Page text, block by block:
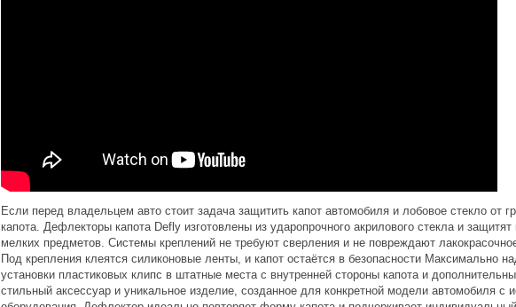
Если перед владельцем авто стоит задача защитить капот автомобиля и лобовое стекло от
капота. Дефлекторы капота Defly изготовлены из ударопрочного акрилового стекла и
мелких предметов. Системы креплений не требуют сверления и не повреждают
Под крепления клеятся силиконовые ленты, и капот остаётся в безопасности Максимально
установки пластиковых клипс в штатные места с внутренней стороны капота и
стильный аксессуар и уникальное изделие, созданное для конкретной модели автомобиля с